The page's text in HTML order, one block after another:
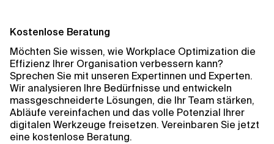
Kostenlose Beratung
Möchten Sie wissen, wie Workplace Optimization die
Effizienz Ihrer Organisation verbessern kann?
Sprechen Sie mit unseren Expertinnen und Experten.
Wir analysieren Ihre Bedürfnisse und entwickeln
massgeschneiderte Lösungen, die Ihr Team stärken,
Abläufe vereinfachen und das volle Potenzial Ihrer
digitalen Werkzeuge freisetzen. Vereinbaren Sie jetzt
eine kostenlose Beratung.